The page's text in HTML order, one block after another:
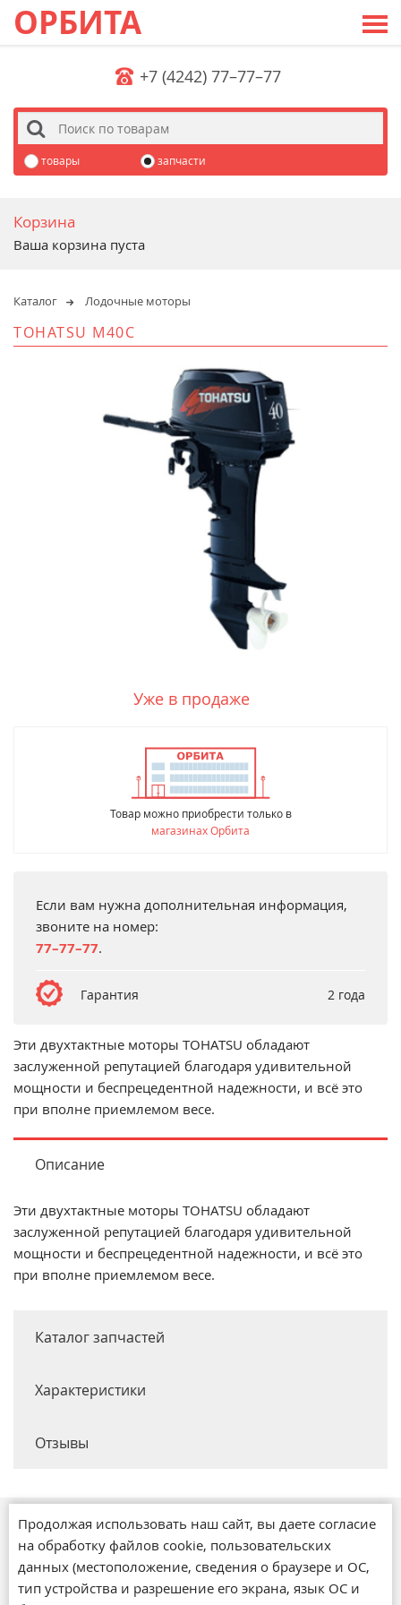
ОРБИТА
+7 (4242) 77–77–77
s
товары запчасти
Корзина
Ваша корзина пуста
Каталог Лодочные моторы
TOHATSU M40C
Уже в продаже
Товар можно приобрести только в
магазинах Орбита
Если вам нужна дополнительная информация,
звоните на номер:
77–77–77.
Гарантия 2 года
Эти двухтактные моторы TOHATSU обладают
заслуженной репутацией благодаря удивительной
мощности и беспрецедентной надежности, и всё это
при вполне приемлемом весе.
Описание
Эти двухтактные моторы TOHATSU обладают
заслуженной репутацией благодаря удивительной
мощности и беспрецедентной надежности, и всё это
при вполне приемлемом весе.
Каталог запчастей
Характеристики
Отзывы
Магазины
О компании
Обратная связь
Продолжая использовать наш сайт, вы даете согласие
на обработку файлов cookie, пользовательских
данных (местоположение, сведения о браузере и ОС,
тип устройства и разрешение его экрана, язык ОС и